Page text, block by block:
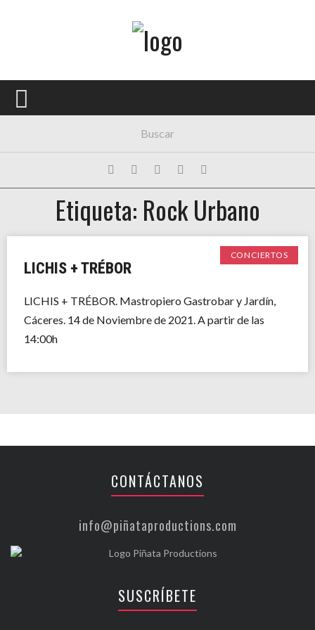
PORTADA
FESTIVALES
EXPOSICIONES
HISTORIAS
Etiqueta: Rock Urbano
CONCIERTOS
LICHIS + TRÉBOR
LICHIS + TRÉBOR. Mastropiero Gastrobar y Jardín,
Cáceres. 14 de Noviembre de 2021. A partir de las
14:00h
CONTÁCTANOS
info@piñataproductions.com
SUSCRÍBETE